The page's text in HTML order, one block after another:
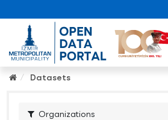
Datasets
Organizations